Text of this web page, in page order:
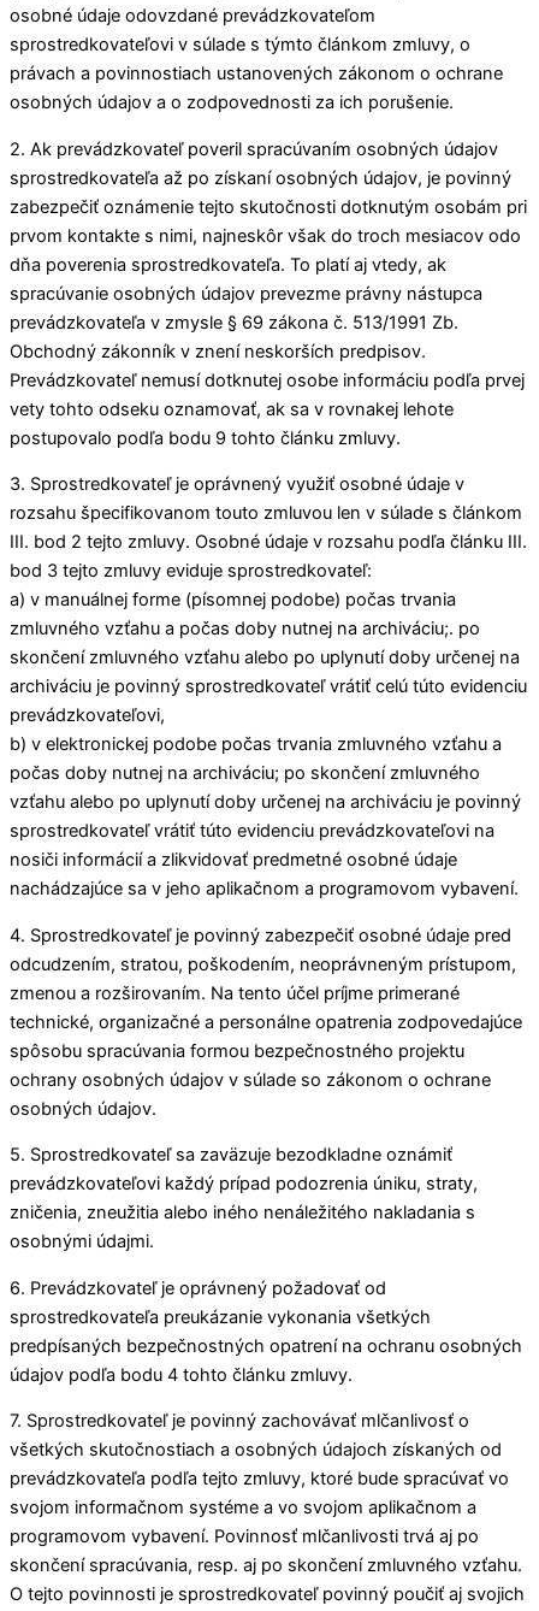
osobné údaje odovzdané prevádzkovateľom
sprostredkovateľovi v súlade s týmto článkom zmluvy, o
právach a povinnostiach ustanovených zákonom o ochrane
osobných údajov a o zodpovednosti za ich porušenie.
2. Ak prevádzkovateľ poveril spracúvaním osobných údajov
sprostredkovateľa až po získaní osobných údajov, je povinný
zabezpečiť oznámenie tejto skutočnosti dotknutým osobám pri
prvom kontakte s nimi, najneskôr však do troch mesiacov odo
dňa poverenia sprostredkovateľa. To platí aj vtedy, ak
spracúvanie osobných údajov prevezme právny nástupca
prevádzkovateľa v zmysle § 69 zákona č. 513/1991 Zb.
Obchodný zákonník v znení neskorších predpisov.
Prevádzkovateľ nemusí dotknutej osobe informáciu podľa prvej
vety tohto odseku oznamovať, ak sa v rovnakej lehote
postupovalo podľa bodu 9 tohto článku zmluvy.
3. Sprostredkovateľ je oprávnený využiť osobné údaje v
rozsahu špecifikovanom touto zmluvou len v súlade s článkom
III. bod 2 tejto zmluvy. Osobné údaje v rozsahu podľa článku III.
bod 3 tejto zmluvy eviduje sprostredkovateľ:
a) v manuálnej forme (písomnej podobe) počas trvania
zmluvného vzťahu a počas doby nutnej na archiváciu;. po
skončení zmluvného vzťahu alebo po uplynutí doby určenej na
archiváciu je povinný sprostredkovateľ vrátiť celú túto evidenciu
prevádzkovateľovi,
b) v elektronickej podobe počas trvania zmluvného vzťahu a
počas doby nutnej na archiváciu; po skončení zmluvného
vzťahu alebo po uplynutí doby určenej na archiváciu je povinný
sprostredkovateľ vrátiť túto evidenciu prevádzkovateľovi na
nosiči informácií a zlikvidovať predmetné osobné údaje
nachádzajúce sa v jeho aplikačnom a programovom vybavení.
4. Sprostredkovateľ je povinný zabezpečiť osobné údaje pred
odcudzením, stratou, poškodením, neoprávneným prístupom,
zmenou a rozširovaním. Na tento účel príjme primerané
technické, organizačné a personálne opatrenia zodpovedajúce
spôsobu spracúvania formou bezpečnostného projektu
ochrany osobných údajov v súlade so zákonom o ochrane
osobných údajov.
5. Sprostredkovateľ sa zaväzuje bezodkladne oznámiť
prevádzkovateľovi každý prípad podozrenia úniku, straty,
zničenia, zneužitia alebo iného nenáležitého nakladania s
osobnými údajmi.
6. Prevádzkovateľ je oprávnený požadovať od
sprostredkovateľa preukázanie vykonania všetkých
predpísaných bezpečnostných opatrení na ochranu osobných
údajov podľa bodu 4 tohto článku zmluvy.
7. Sprostredkovateľ je povinný zachovávať mlčanlivosť o
všetkých skutočnostiach a osobných údajoch získaných od
prevádzkovateľa podľa tejto zmluvy, ktoré bude spracúvať vo
svojom informačnom systéme a vo svojom aplikačnom a
programovom vybavení. Povinnosť mlčanlivosti trvá aj po
skončení spracúvania, resp. aj po skončení zmluvného vzťahu.
O tejto povinnosti je sprostredkovateľ povinný poučiť aj svojich